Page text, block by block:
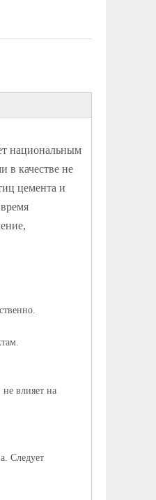
национальным
в качестве не
цемента и
влияет на
Следует